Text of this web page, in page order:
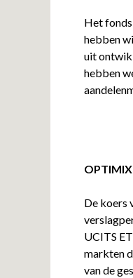
Het fonds
hebben
uit
hebben
OPTIMIX
De koers
UCITS
markten
van de